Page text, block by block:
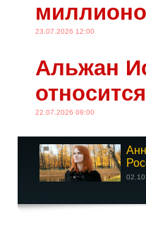
23.07.2026 12:00
Альжан
22.07.2026 08:00